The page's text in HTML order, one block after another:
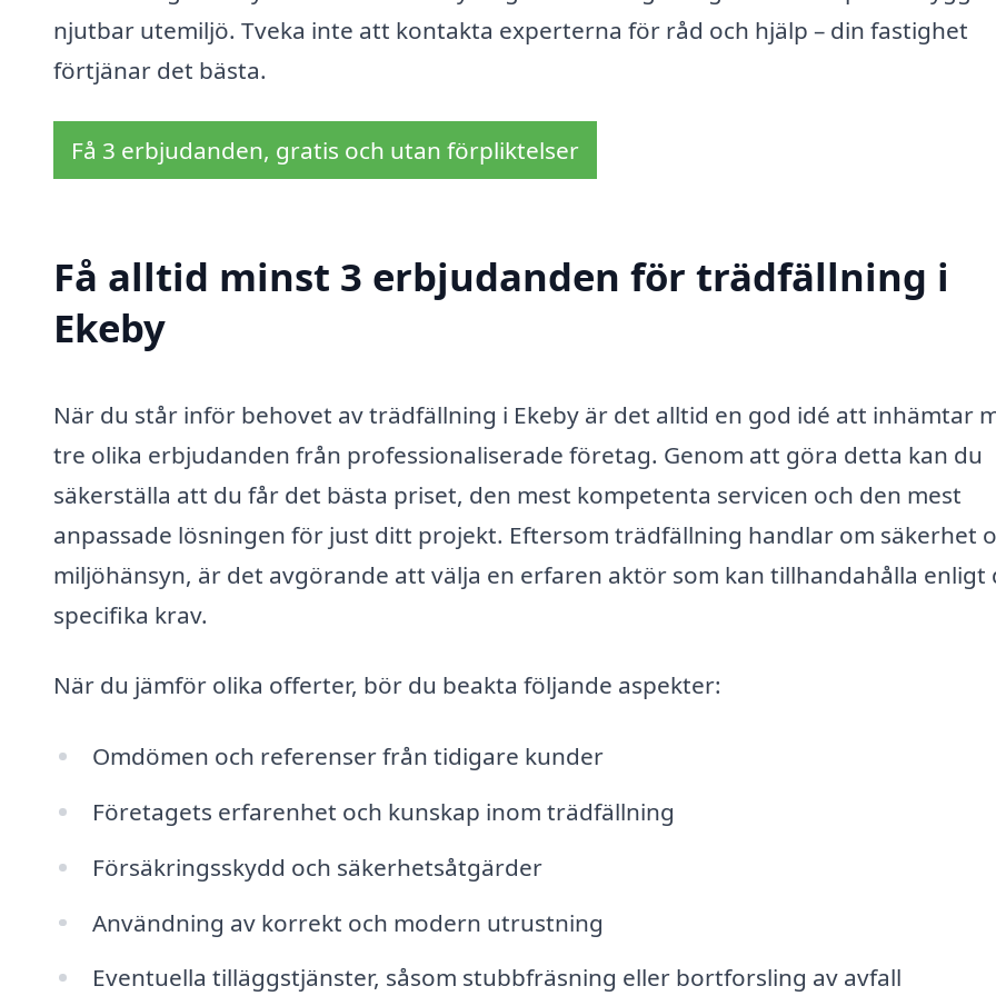
njutbar utemiljö. Tveka inte att kontakta experterna för råd och hjälp – din fastighet
förtjänar det bästa.
Få 3 erbjudanden, gratis och utan förpliktelser
Få alltid minst 3 erbjudanden för trädfällning i
Ekeby
När du står inför behovet av trädfällning i Ekeby är det alltid en god idé att inhämtar
tre olika erbjudanden från professionaliserade företag. Genom att göra detta kan du
säkerställa att du får det bästa priset, den mest kompetenta servicen och den mest
anpassade lösningen för just ditt projekt. Eftersom trädfällning handlar om säkerhet
miljöhänsyn, är det avgörande att välja en erfaren aktör som kan tillhandahålla enligt
specifika krav.
När du jämför olika offerter, bör du beakta följande aspekter:
Omdömen och referenser från tidigare kunder
Företagets erfarenhet och kunskap inom trädfällning
Försäkringsskydd och säkerhetsåtgärder
Användning av korrekt och modern utrustning
Eventuella tilläggstjänster, såsom stubbfräsning eller bortforsling av avfall